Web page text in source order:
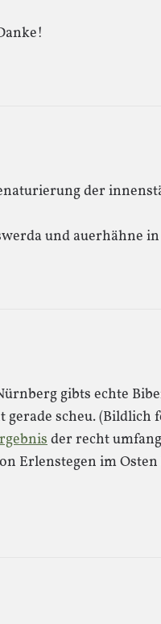
der
und auerhähne
gibts echte
scheu. (Bildlich
der recht
Erlenstegen im